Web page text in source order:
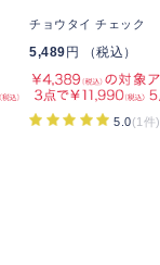
チョウタイ チェック
5,489円 （税込）
5.0(1件)